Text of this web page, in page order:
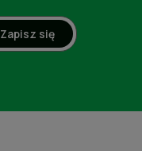
Zapisz się